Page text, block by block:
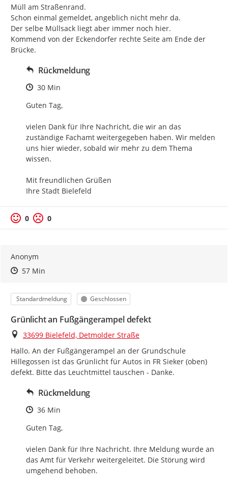
Müll am Straßenrand.
Schon einmal gemeldet, angeblich nicht mehr da.
Der selbe Müllsack liegt aber immer noch hier.
Kommend von der Eckendorfer rechte Seite am Ende der
Brücke.
Rückmeldung
Zeitpunkt des Erstellens
30 Min
Guten Tag,
vielen Dank für Ihre Nachricht, die wir an das
zuständige Fachamt weitergegeben haben. Wir melden
uns hier wieder, sobald wir mehr zu dem Thema
wissen.
Mit freundlichen Grüßen
Ihre Stadt Bielefeld
0 0
Anonym
Zeitpunkt des Erstellens
Zeitpunkt des Erstellens
57 MinZur Äußerung
Kategorie
Standardmeldung Status
Geschlossen
Grünlicht an Fußgängerampel defekt
Ort
33699 Bielefeld, Detmolder Straße
Hallo. An der Fußgängerampel an der Grundschule
Hillegossen ist das Grünlicht für Autos in FR Sieker (oben)
defekt. Bitte das Leuchtmittel tauschen - Danke.
Rückmeldung
Zeitpunkt des Erstellens
36 Min
Guten Tag,
vielen Dank für Ihre Nachricht. Ihre Meldung wurde an
das Amt für Verkehr weitergeleitet. Die Störung wird
umgehend behoben.